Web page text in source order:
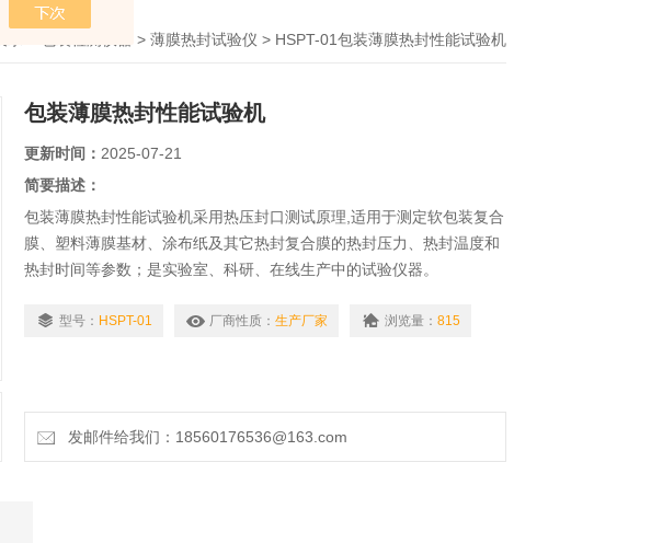
> 薄膜热封试验仪 > HSPT-01包装薄膜热封性能试验机
包装薄膜热封性能试验机
更新时间： 2025-07-21
简要描述：
包装薄膜热封性能试验机采用热压封口测试原理,适用于测定软包装复合
膜、塑料薄膜基材、涂布纸及其它热封复合膜的热封压力、热封温度和
热封时间等参数；是实验室、科研、在线生产中的试验仪器。
型号： HSPT-01 厂商性质： 生产厂家 浏览量： 815
发邮件给我们：18560176536@163.com